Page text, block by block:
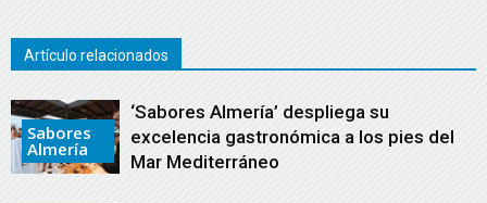
Artículo relacionados
Sabores
Almería
‘Sabores Almería’ despliega su
excelencia gastronómica a los pies del
Mar Mediterráneo